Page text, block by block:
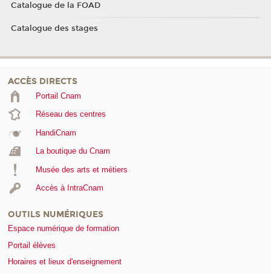
Catalogue de la FOAD
Catalogue des stages
ACCÈS DIRECTS
Portail Cnam
Réseau des centres
HandiCnam
La boutique du Cnam
Musée des arts et métiers
Accès à IntraCnam
OUTILS NUMÉRIQUES
Espace numérique de formation
Portail élèves
Horaires et lieux d'enseignement